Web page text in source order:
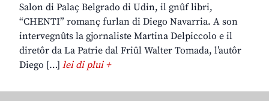
Salon di Palaç Belgrado di Udin, il gnûf libri,
“CHENTI” romanç furlan di Diego Navarria. A son
intervegnûts la gjornaliste Martina Delpiccolo e il
diretôr da La Patrie dal Friûl Walter Tomada, l’autôr
Diego […] lei di plui +